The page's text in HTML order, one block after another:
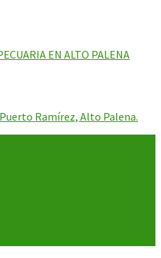
EN ALTO PALENA
Ramírez, Alto Palena.